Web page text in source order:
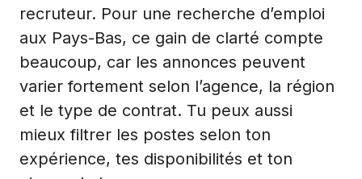
recruteur. Pour une recherche d’emploi
aux Pays-Bas, ce gain de clarté compte
beaucoup, car les annonces peuvent
varier fortement selon l’agence, la région
et le type de contrat. Tu peux aussi
mieux filtrer les postes selon ton
expérience, tes disponibilités et ton